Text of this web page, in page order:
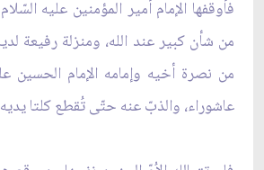
فأوقفها الإمام أمير المؤمنين عليه
من شأن كبير عند الله، ومنزلة رفيعة
من نصرة أخيه وإمامه الإمام الحسين
عاشوراء، والذبّ عنه حتّى تُقطع كلتا